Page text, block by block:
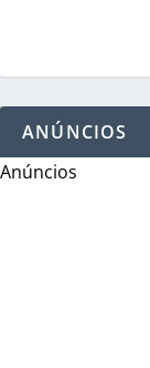
ANÚNCIOS
Anúncios